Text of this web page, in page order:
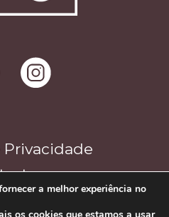
a melhor experiência no